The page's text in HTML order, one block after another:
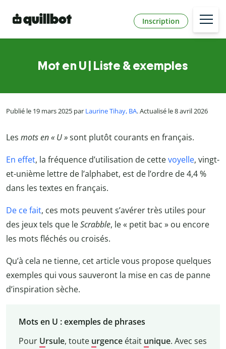
Inscription
Mot en U | Liste & exemples
Publié le 19 mars 2025 par Laurine Tihay, BA. Actualisé le 8 avril 2026
Les mots en « U »sont plutôt courants en français.
En effet, la fréquence d’utilisation de cettevoyelle, vingt-
et-unième lettre de l’alphabet, est de l’ordre de 4,4 %
dans les textes en français.
De ce fait, ces mots peuvent s’avérer très utiles pour
des jeux tels que leScrabble, le « petit bac » ou encore
les mots fléchés ou croisés.
Qu’à cela ne tienne, cet article vous propose quelques
exemples qui vous sauveront la mise en cas de panne
d’inspiration sèche.
Mots en U : exemples de phrases
Pour Ursule, toute urgenceétait unique. Avec ses